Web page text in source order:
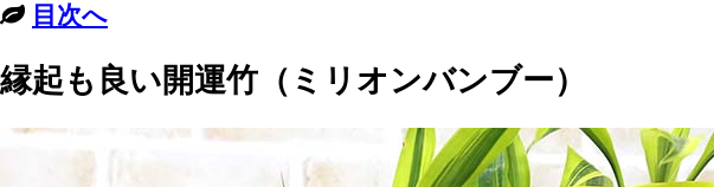
目次へ
縁起も良い開運竹（ミリオンバンブー）